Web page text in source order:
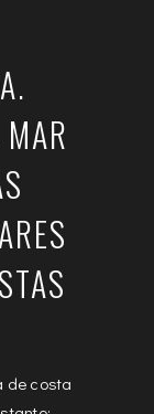
de costa